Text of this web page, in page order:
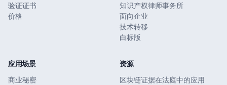
验证证书
价格
知识产权律师事务所
面向企业
技术转移
白标版
应用场景
商业秘密
资源
区块链证据在法庭中的应用